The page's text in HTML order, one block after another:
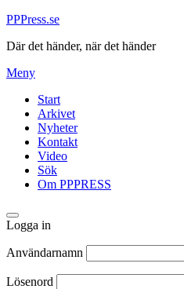
Hoppa
innehåll
PPPress.se
Där det händer, när det händer
Meny
Start
Arkivet
Nyheter
Kontakt
Video
Sök
Om PPPRESS
Logga in
Användarnamn
Lösenord